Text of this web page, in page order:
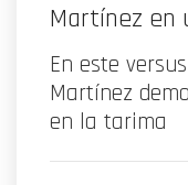
Martínez en
En este
Martínez
en la tarima